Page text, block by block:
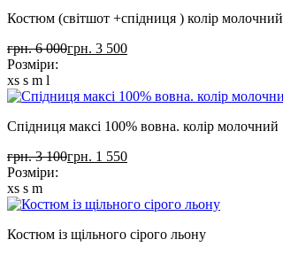
Костюм (світшот +спідниця ) колір молочний
грн. 6 000грн. 3 500
Розміри:
xs s m l
Спідниця максі 100% вовна. колір молочний
грн. 3 100грн. 1 550
Розміри:
xs s m
Костюм із щільного сірого льону